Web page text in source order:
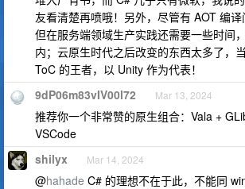
友看清楚再喷哦！另外，尽管有 AOT 编译
但在服务端领域生产实践还需要一些时间
内；云原生时代之后改变的东西太多了，
ToC 的王者，以 Unity 作为代表！
9dP06m83vIV00l72 Mar 13, 2024
推荐你一个非常赞的原生组合：Vala +
VSCode
shilyx Mar 14, 2024
@hahade C# 的理想不在于此，不能同